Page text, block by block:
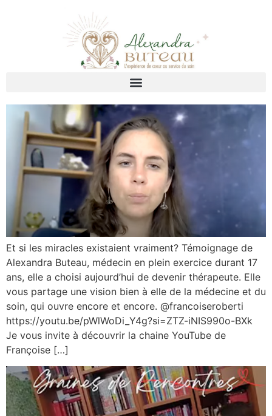
Et si les miracles existaient vraiment? Témoignage de
Alexandra Buteau, médecin en plein exercice durant 17
ans, elle a choisi aujourd’hui de devenir thérapeute. Elle
vous partage une vision bien à elle de la médecine et du
soin, qui ouvre encore et encore. @francoiseroberti
https://youtu.be/pWlWoDi_Y4g?si=ZTZ-iNIS990o-BXk
Je vous invite à découvrir la chaine YouTube de
Françoise […]